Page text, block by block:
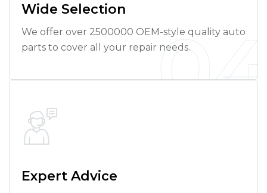
Wide Selection
We offer over 2500000 OEM-style quality auto
parts to cover all your repair needs.
Expert Advice